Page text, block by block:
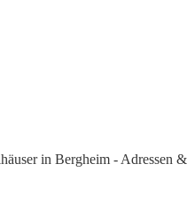
in Bergheim - Adressen